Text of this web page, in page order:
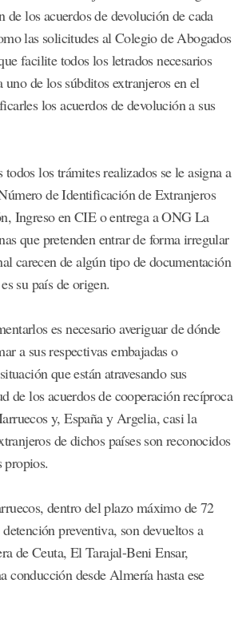
de los acuerdos de devolución de cada
las solicitudes al Colegio de Abogados
facilite todos los letrados necesarios
uno de los súbditos extranjeros en el
los acuerdos de devolución a sus
todos los trámites realizados se le asigna a
de Identificación de Extranjeros
Ingreso en CIE o entrega a ONG La
que pretenden entrar de forma irregular
carecen de algún tipo de documentación
su país de origen.
es necesario averiguar de dónde
a sus respectivas embajadas o
que están atravesando sus
de los acuerdos de cooperación recíproca
y, España y Argelia, casi la
de dichos países son reconocidos
propios.
dentro del plazo máximo de 72
preventiva, son devueltos a
de Ceuta, El Tarajal-Beni Ensar,
conducción desde Almería hasta ese